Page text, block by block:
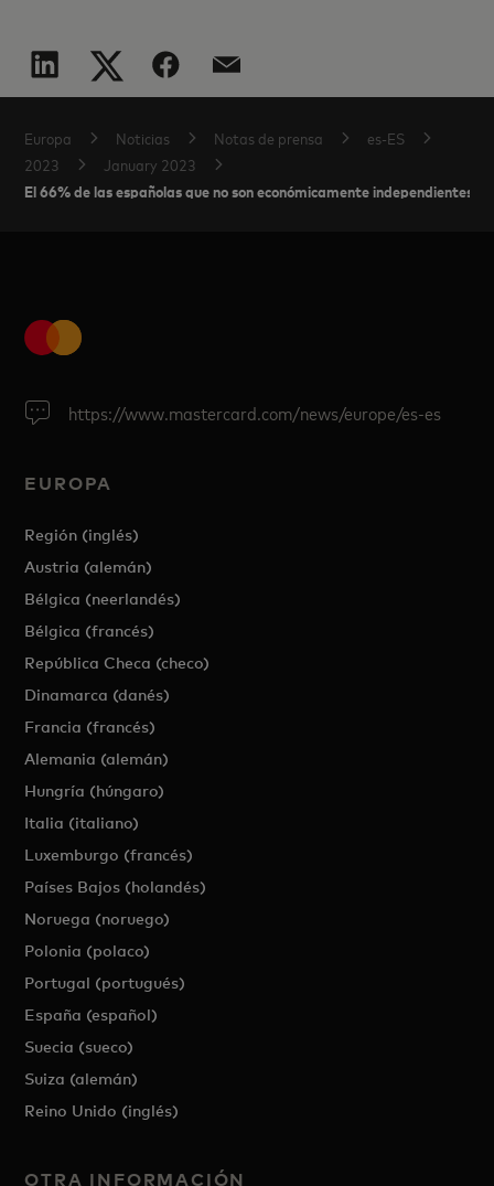
Europa Noticias Notas de prensa
es-ES
2023
January 2023
El 66% de las españolas que no son económicamente independientes
https://www.mastercard.com/news/europe/es-es
EUROPA
Región (inglés)
Austria (alemán)
Bélgica (neerlandés)
Bélgica (francés)
República Checa (checo)
Dinamarca (danés)
Francia (francés)
Alemania (alemán)
Hungría (húngaro)
Italia (italiano)
Luxemburgo (francés)
Países Bajos (holandés)
Noruega (noruego)
Polonia (polaco)
Portugal (portugués)
España (español)
Suecia (sueco)
Suiza (alemán)
Reino Unido (inglés)
OTRA INFORMACIÓN